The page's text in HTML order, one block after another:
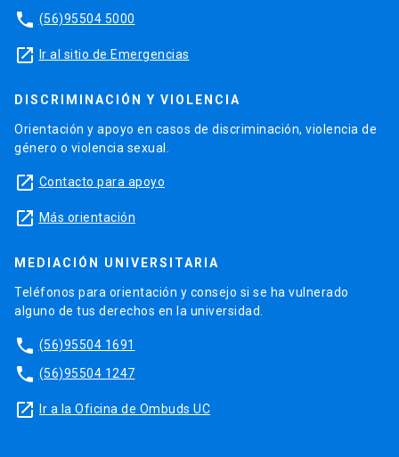
phone (56)95504 5000
launch Ir al sitio de Emergencias
DISCRIMINACIÓN Y VIOLENCIA
Orientación y apoyo en casos de discriminación, violencia de
género o violencia sexual.
launch Contacto para apoyo
launch Más orientación
MEDIACIÓN UNIVERSITARIA
Teléfonos para orientación y consejo si se ha vulnerado
alguno de tus derechos en la universidad.
phone (56)95504 1691
phone (56)95504 1247
launch Ir a la Oficina de Ombuds UC